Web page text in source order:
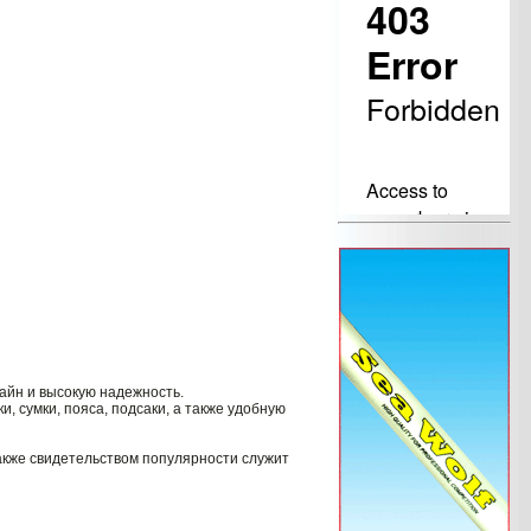
и высокую надежность.
сумки, пояса, подсаки, а также удобную
свидетельством популярности служит